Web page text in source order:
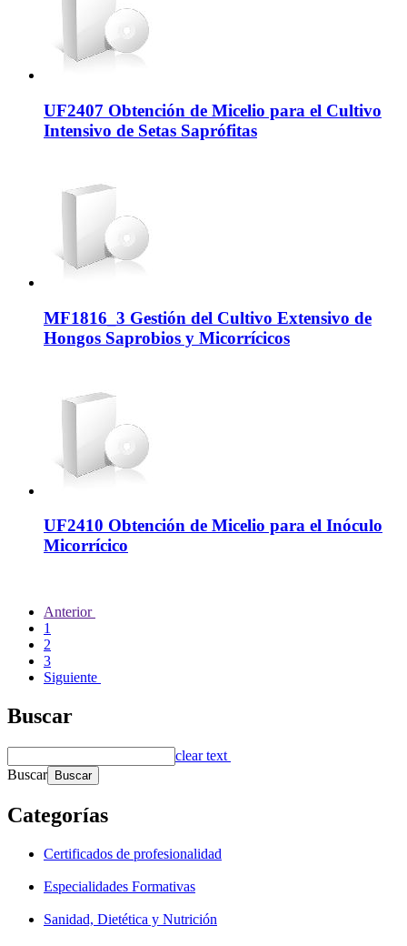
UF2407 Obtención de Micelio para el Cultivo
Intensivo de Setas Saprófitas
MF1816_3 Gestión del Cultivo Extensivo de
Hongos Saprobios y Micorrícicos
UF2410 Obtención de Micelio para el Inóculo
Micorrícico
Anterior
1
2
3
Siguiente
Buscar
clear text
Buscar
Categorías
Certificados de profesionalidad
Especialidades Formativas
Sanidad, Dietética y Nutrición